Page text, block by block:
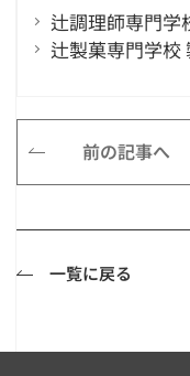
辻調理師専門学
辻製菓専門学校
前の記事へ
一覧に戻る